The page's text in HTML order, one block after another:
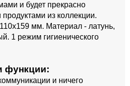
и будет прекрасно
продуктами из коллекции.
мм. Материал - латунь,
1 режим гигиенического
функции:
и ничего